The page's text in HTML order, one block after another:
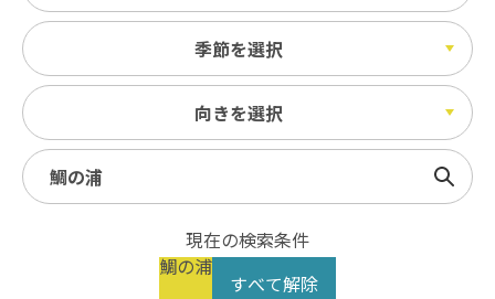
季節を選択
向きを選択
検索
現在の検索条件
鯛の浦
すべて解除